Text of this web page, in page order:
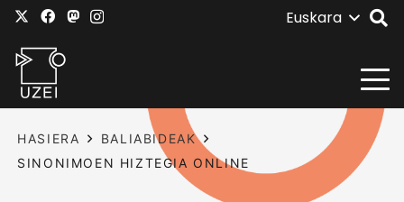
Euskara
HASIERA
BALIABIDEAK
SINONIMOEN HIZTEGIA ONLINE